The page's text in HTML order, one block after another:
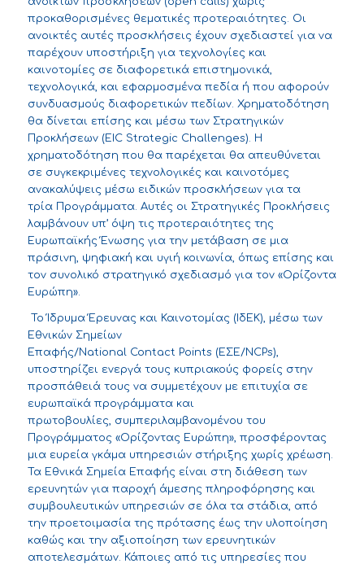
προκαθορισμένες θεματικές προτεραιότητες. Οι
ανοικτές αυτές προσκλήσεις έχουνσχεδιαστεί για να
παρέχουνυποστήριξη για τεχνολογίες και
καινοτομίες σε διαφορετικά επιστημονικά,
τεχνολογικά, και εφαρμοσμένα πεδία ή που αφορούν
συνδυασμούς διαφορετικών πεδίων. Χρηματοδότηση
θα δίνεται επίσης και μέσω των Στρατηγικών
Προκλήσεων (EIC Strategic Challenges). Η
χρηματοδότηση που θα παρέχεται θα απευθύνεται
σε συγκεκριμένες τεχνολογικές και καινοτόμες
ανακαλύψεις μέσω ειδικών προσκλήσεων για τα
τρία Προγράμματα. Αυτές οι Στρατηγικές Προκλήσεις
λαμβάνουν υπ’ όψη τις προτεραιότητες της
Ευρωπαϊκής Ένωσης για την μετάβαση σε μια
πράσινη, ψηφιακή και υγιή κοινωνία, όπως επίσης και
τον συνολικό στρατηγικό σχεδιασμό για τον «Ορίζοντα
Ευρώπη».
Το Ίδρυμα Έρευνας και Καινοτομίας (ΙδΕΚ), μέσω των
Εθνικών Σημείων
Επαφής/National Contact Points (ΕΣΕ/NCPs),
υποστηρίζει ενεργά τους κυπριακούς φορείς στην
προσπάθειά τους να συμμετέχουν με επιτυχία σε
ευρωπαϊκά προγράμματα και
πρωτοβουλίες, συμπεριλαμβανομένου του
Προγράμματος «Ορίζοντας Ευρώπη», προσφέροντας
μια ευρεία γκάμα υπηρεσιών στήριξης χωρίς χρέωση.
Τα Εθνικά Σημεία Επαφής είναι στη διάθεση των
ερευνητών για παροχή άμεσης πληροφόρησης και
συμβουλευτικών υπηρεσιών σε όλα τα στάδια, από
την προετοιμασία της πρότασης έως την υλοποίηση
καθώς και την αξιοποίηση των ερευνητικών
αποτελεσμάτων. Κάποιες από τις υπηρεσίες που